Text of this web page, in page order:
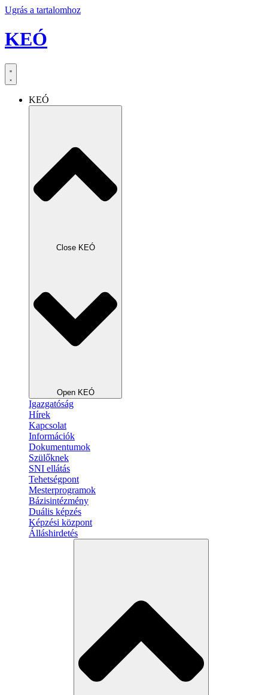
Ugrás a tartalomhoz
KEÓ
KEÓ
Close KEÓ
Open KEÓ
Igazgatóság
Hírek
Kapcsolat
Információk
Dokumentumok
Szülőknek
SNI ellátás
Tehetségpont
Mesterprogramok
Bázisintézmény
Duális képzés
Képzési központ
Álláshirdetés